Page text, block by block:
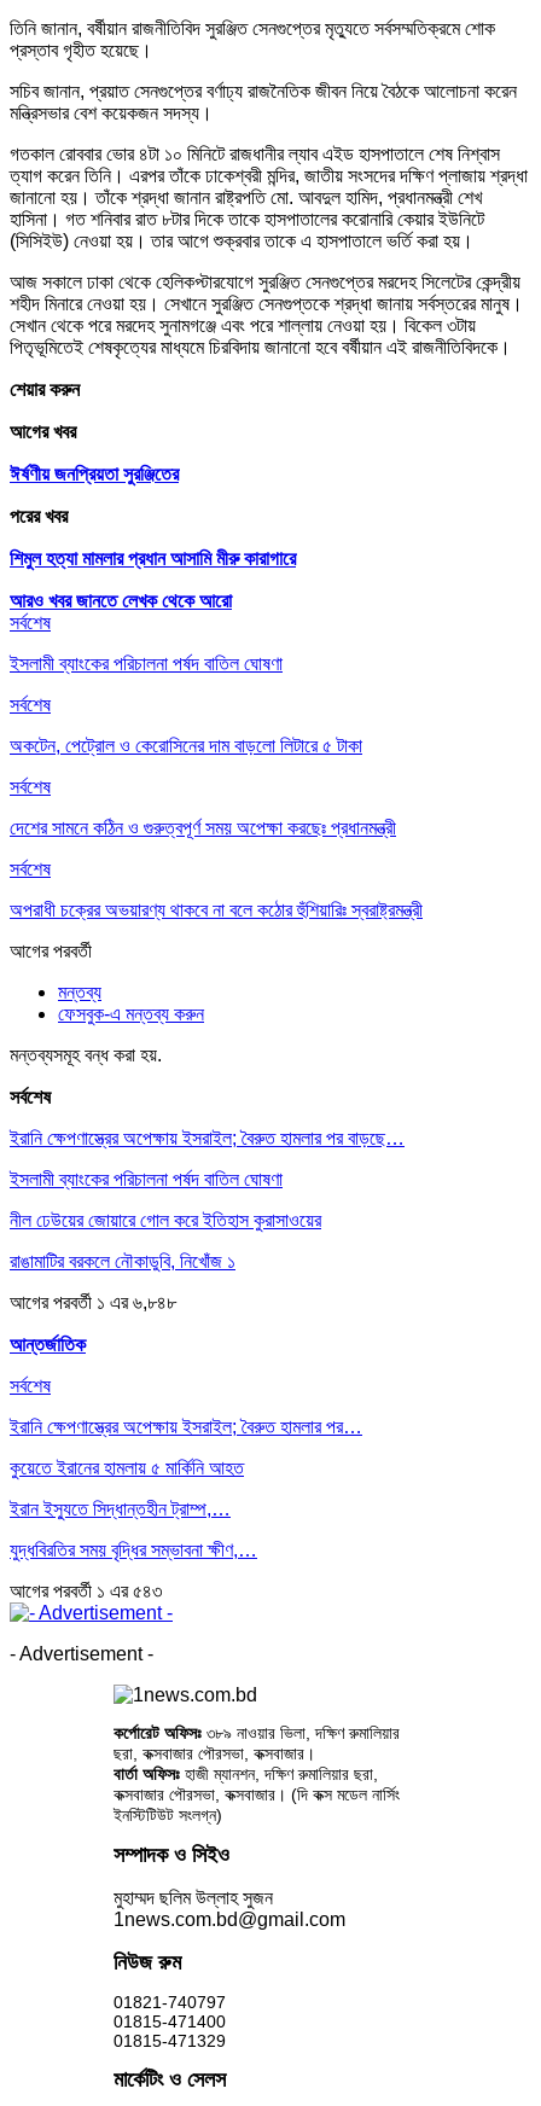
তিনি জানান, বর্ষীয়ান রাজনীতিবিদ সুরঞ্জিত সেনগুপ্তের মৃত্যুতে সর্বসম্মতিক্রমে শোক
প্রস্তাব গৃহীত হয়েছে।
সচিব জানান, প্রয়াত সেনগুপ্তের বর্ণাঢ্য রাজনৈতিক জীবন নিয়ে বৈঠকে আলোচনা করেন
মন্ত্রিসভার বেশ কয়েকজন সদস্য।
গতকাল রোববার ভোর ৪টা ১০ মিনিটে রাজধানীর ল্যাব এইড হাসপাতালে শেষ নিশ্বাস
ত্যাগ করেন তিনি। এরপর তাঁকে ঢাকেশ্বরী মন্দির, জাতীয় সংসদের দক্ষিণ প্লাজায় শ্রদ্ধা
জানানো হয়। তাঁকে শ্রদ্ধা জানান রাষ্ট্রপতি মো. আবদুল হামিদ, প্রধানমন্ত্রী শেখ
হাসিনা। গত শনিবার রাত ৮টার দিকে তাকে হাসপাতালের করোনারি কেয়ার ইউনিটে
(সিসিইউ) নেওয়া হয়। তার আগে শুক্রবার তাকে এ হাসপাতালে ভর্তি করা হয়।
আজ সকালে ঢাকা থেকে হেলিকপ্টারযোগে সুরঞ্জিত সেনগুপ্তের মরদেহ সিলেটের কেন্দ্রীয়
শহীদ মিনারে নেওয়া হয়। সেখানে সুরঞ্জিত সেনগুপ্তকে শ্রদ্ধা জানায় সর্বস্তরের মানুষ।
সেখান থেকে পরে মরদেহ সুনামগঞ্জে এবং পরে শাল্লায় নেওয়া হয়। বিকেল ৩টায়
পিতৃভূমিতেই শেষকৃত্যের মাধ্যমে চিরবিদায় জানানো হবে বর্ষীয়ান এই রাজনীতিবিদকে।
শেয়ার করুন
আগের খবর
ঈর্ষণীয় জনপ্রিয়তা সুরঞ্জিতের
পরের খবর
শিমুল হত্যা মামলার প্রধান আসামি মীরু কারাগারে
আরও খবর জানতে লেখক থেকে আরো
সর্বশেষ
ইসলামী ব্যাংকের পরিচালনা পর্ষদ বাতিল ঘোষণা
সর্বশেষ
অকটেন, পেট্রোল ও কেরোসিনের দাম বাড়লো লিটারে ৫ টাকা
সর্বশেষ
দেশের সামনে কঠিন ও গুরুত্বপূর্ণ সময় অপেক্ষা করছেঃ প্রধানমন্ত্রী
সর্বশেষ
অপরাধী চক্রের অভয়ারণ্য থাকবে না বলে কঠোর হুঁশিয়ারিঃ স্বরাষ্ট্রমন্ত্রী
আগেরপরবর্তী
মন্তব্য
ফেসবুক-এ মন্তব্য করুন
মন্তব্যসমূহ বন্ধ করা হয়.
সর্বশেষ
ইরানি ক্ষেপণাস্ত্রের অপেক্ষায় ইসরাইল; বৈরুত হামলার পর বাড়ছে…
ইসলামী ব্যাংকের পরিচালনা পর্ষদ বাতিল ঘোষণা
নীল ঢেউয়ের জোয়ারে গোল করে ইতিহাস কুরাসাওয়ের
রাঙামাটির বরকলে নৌকাডুবি, নিখোঁজ ১
আগেরপরবর্তী ১ এর ৬,৮৪৮
আন্তর্জাতিক
সর্বশেষ
ইরানি ক্ষেপণাস্ত্রের অপেক্ষায় ইসরাইল; বৈরুত হামলার পর…
কুয়েতে ইরানের হামলায় ৫ মার্কিনি আহত
ইরান ইস্যুতে সিদ্ধান্তহীন ট্রাম্প,…
যুদ্ধবিরতির সময় বৃদ্ধির সম্ভাবনা ক্ষীণ,…
আগেরপরবর্তী ১ এর ৫৪৩
- Advertisement -
কর্পোরেট অফিসঃ ৩৮৯ নাওয়ার ভিলা, দক্ষিণ রুমালিয়ার
ছরা, কক্সবাজার পৌরসভা, কক্সবাজার।
বার্তা অফিসঃহাজী ম্যানশন, দক্ষিণ রুমালিয়ার ছরা,
কক্সবাজার পৌরসভা, কক্সবাজার। (দি কক্স মডেল নার্সিং
ইনস্টিটিউট সংলগ্ন)
সম্পাদক ও সিইও
মুহাম্মদ ছলিম উল্লাহ সুজন
1news.com.bd@gmail.com
নিউজ রুম
01821-740797
01815-471400
01815-471329
মার্কেটিং ও সেলস